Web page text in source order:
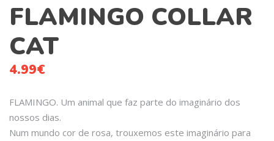
FLAMINGO COLLAR
CAT
4.99€
FLAMINGO. Um animal que faz parte do imaginário dos
nossos dias.
Num mundo cor de rosa, trouxemos este imaginário para